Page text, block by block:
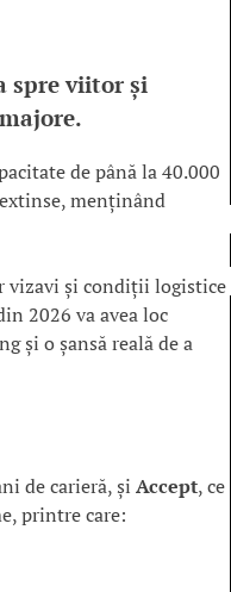
spre viitor și
de până la 40.000
menținând
vizavi și condiții logistice
2026 va avea loc
și o șansă reală de a
de carieră, și Accept, ce
printre care: